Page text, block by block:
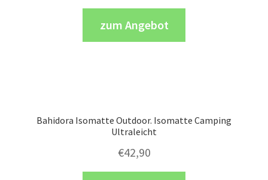
zum Angebot
Bahidora Isomatte Outdoor. Isomatte Camping
Ultraleicht
€42,90